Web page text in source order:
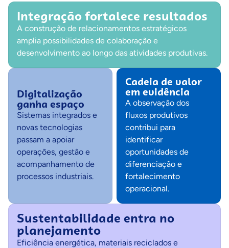
Integração fortalece resultados
A construção de relacionamentos estratégicos
amplia possibilidades de colaboração e
desenvolvimento ao longo das atividades produtivas.
Digitalização
ganha espaço
Sistemas integrados e
novas tecnologias
passam a apoiar
operações, gestão e
acompanhamento de
processos industriais.
Cadeia de valor
em evidência
A observação dos
fluxos produtivos
contribui para
identificar
oportunidades de
diferenciação e
fortalecimento
operacional.
Sustentabilidade entra no
planejamento
Eficiência energética, materiais reciclados e